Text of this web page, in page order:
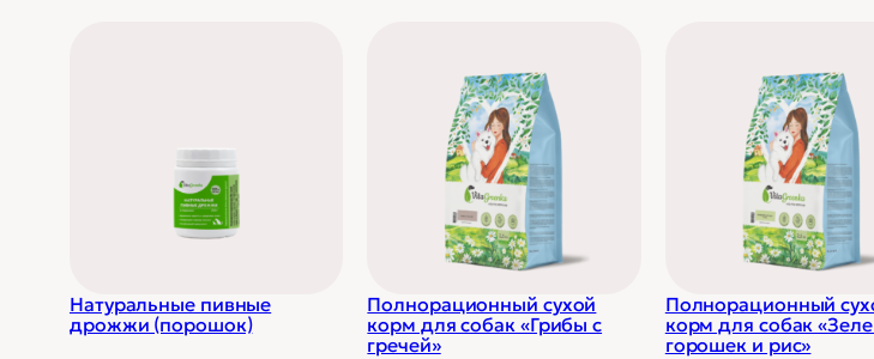
Натуральные пивные
дрожжи (порошок)
Полнорационный сухой
корм для собак «Грибы с
гречей»
Полнорационный
корм для собак
горошек и рис»